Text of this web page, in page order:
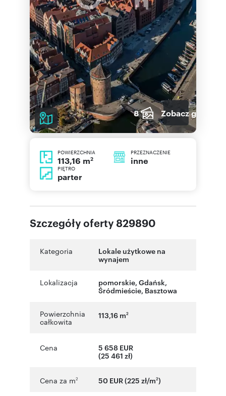
8 Zobacz galerię
POWIERZCHNIA
113,16 m2
PRZEZNACZENIE
inne
PIĘTRO
parter
Szczegóły oferty 829890
Kategoria
Lokale użytkowe na
wynajem
Lokalizacja pomorskie, Gdańsk,
Śródmieście, Basztowa
Powierzchnia
całkowita
113,16 m2
Cena
5 658 EUR
(25 461 zł)
Cena za m2 50 EUR (225 zł/m2)